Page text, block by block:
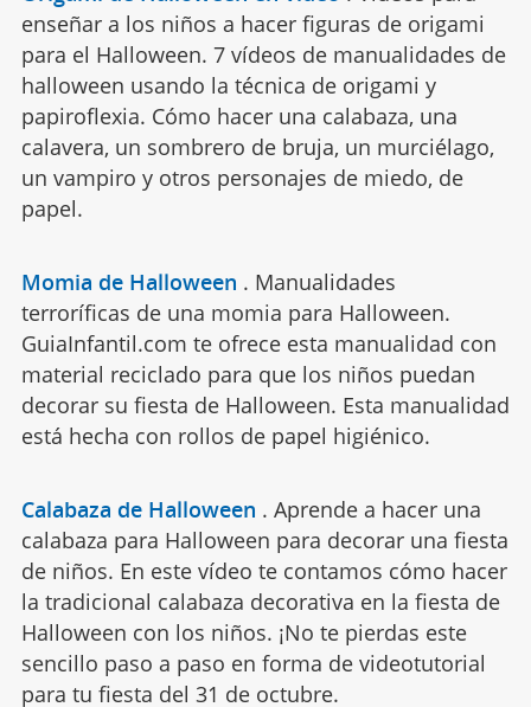
enseñar a los niños a hacer figuras de origami
para el Halloween. 7 vídeos de manualidades de
halloween usando la técnica de origami y
papiroflexia. Cómo hacer una calabaza, una
calavera, un sombrero de bruja, un murciélago,
un vampiro y otros personajes de miedo, de
papel.
Momia de Halloween . Manualidades
terroríficas de una momia para Halloween.
GuiaInfantil.com te ofrece esta manualidad con
material reciclado para que los niños puedan
decorar su fiesta de Halloween. Esta manualidad
está hecha con rollos de papel higiénico.
Calabaza de Halloween . Aprende a hacer una
calabaza para Halloween para decorar una fiesta
de niños. En este vídeo te contamos cómo hacer
la tradicional calabaza decorativa en la fiesta de
Halloween con los niños. ¡No te pierdas este
sencillo paso a paso en forma de videotutorial
para tu fiesta del 31 de octubre.